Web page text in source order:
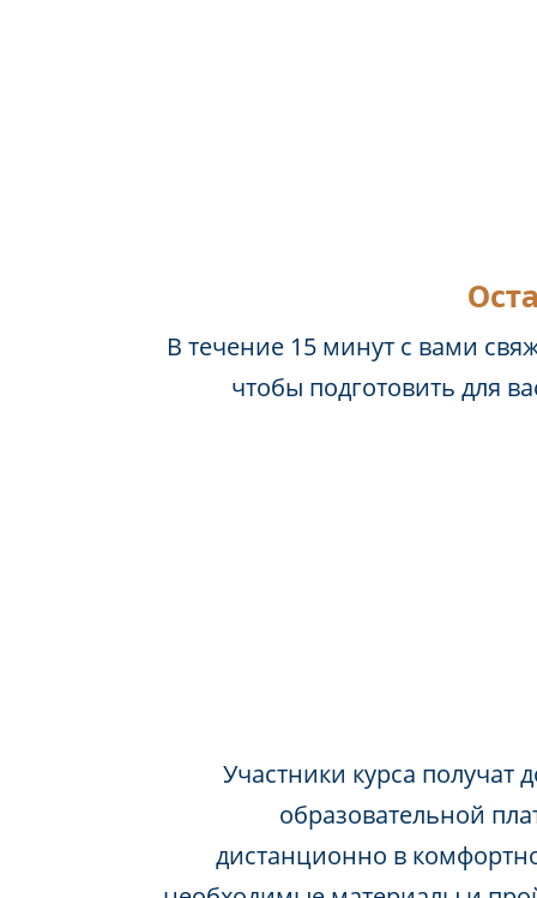
В течение 15 минут с вами
чтобы подготовить для
Участники курса получат
образовательной
дистанционно в